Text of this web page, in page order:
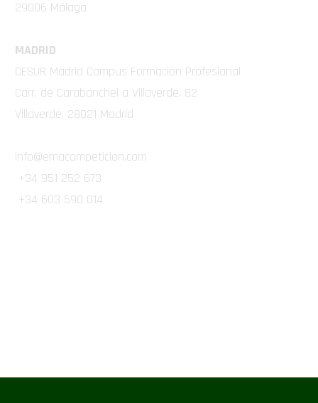
29006 Málaga
MADRID
CESUR Madrid Campus Formación Profesional
Carr. de Carabanchel a Villaverde, 82
Villaverde, 28021 Madrid
info@emacompeticion.com
+34 951 252 673
+34 603 590 014